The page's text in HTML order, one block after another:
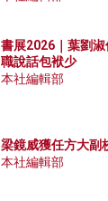
書展2026｜葉劉
職說話包袱少
本社編輯部
梁鏡威獲任方大副
本社編輯部